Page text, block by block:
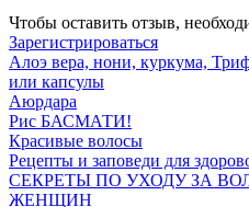
Чтобы оставить отзыв,
Зарегистрироваться
Алоэ вера, нони, куркума,
или капсулы
Аюрдара
Рис БАСМАТИ!
Красивые волосы
Рецепты и заповеди для
СЕКРЕТЫ ПО УХОДУ ЗА
ЖЕНЩИН